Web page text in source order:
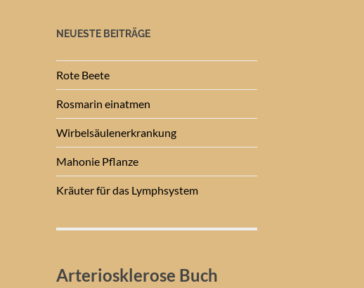
NEUESTE BEITRÄGE
Rote Beete
Rosmarin einatmen
Wirbelsäulenerkrankung
Mahonie Pflanze
Kräuter für das Lymphsystem
Arteriosklerose Buch